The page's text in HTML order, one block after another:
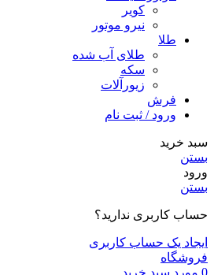
کویر
نیرو موتور
طلا
طلای آب شده
سکه
زیورآلات
فرش
ورود / ثبت نام
سبد خرید
بستن
ورود
بستن
حساب کاربری ندارید؟
ایجاد یک حساب کاربری
فروشگاه